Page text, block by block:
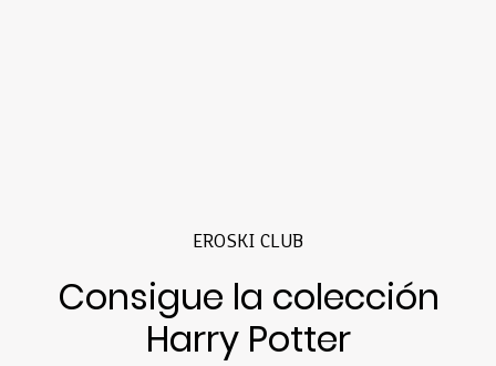
EROSKI CLUB
Consigue la colección
Harry Potter